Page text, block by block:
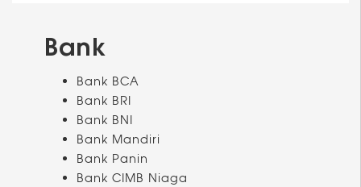
Bank
Bank BCA
Bank BRI
Bank BNI
Bank Mandiri
Bank Panin
Bank CIMB Niaga